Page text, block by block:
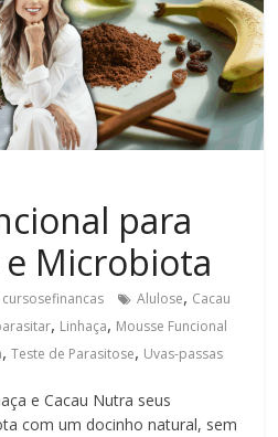
para
Microbiota
cursosefinancas Alulose, Cacau
, Linhaça, Mousse Funcional
,Teste de Parasitose, Uvas-passas
e Cacau Nutra seus
com um docinho natural, sem